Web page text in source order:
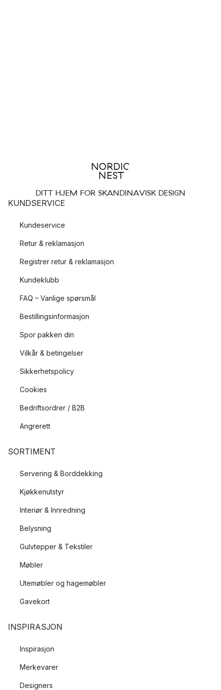
DITT HJEM FOR SKANDINAVISK DESIGN
KUNDSERVICE
Kundeservice
Retur & reklamasjon
Registrer retur & reklamasjon
Kundeklubb
FAQ – Vanlige spørsmål
Bestillingsinformasjon
Spor pakken din
Vilkår & betingelser
Sikkerhetspolicy
Cookies
Bedriftsordrer / B2B
Angrerett
SORTIMENT
Servering & Borddekking
Kjøkkenutstyr
Interiør & Innredning
Belysning
Gulvtepper & Tekstiler
Møbler
Utemøbler og hagemøbler
Gavekort
INSPIRASJON
Inspirasjon
Merkevarer
Designers